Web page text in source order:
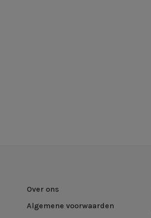
Over ons
Algemene voorwaarden